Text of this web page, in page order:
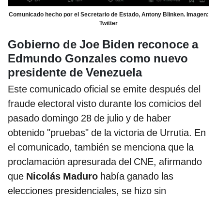
Comunicado hecho por el Secretario de Estado, Antony Blinken. Imagen:
Twitter
Gobierno de Joe Biden reconoce a
Edmundo Gonzales como nuevo
presidente de Venezuela
Este comunicado oficial se emite después del
fraude electoral visto durante los comicios del
pasado domingo 28 de julio y de haber
obtenido "pruebas" de la victoria de Urrutia. En
el comunicado, también se menciona que la
proclamación apresurada del CNE, afirmando
que Nicolás Maduro había ganado las
elecciones presidenciales, se hizo sin